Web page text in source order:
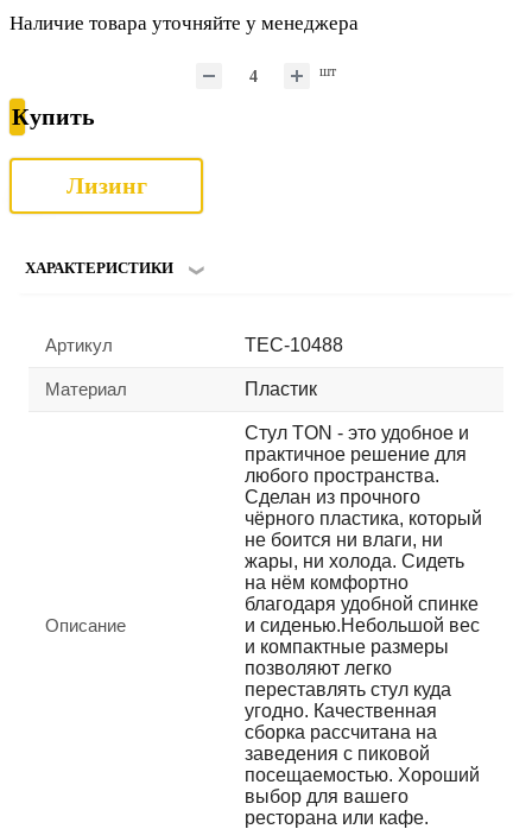
Наличие товара уточняйте у менеджера
шт
Купить
Лизинг
ХАРАКТЕРИСТИКИ
Артикул TEC-10488
Материал Пластик
Описание
Стул TON - это удобное и
практичное решение для
любого пространства.
Сделан из прочного
чёрного пластика, который
не боится ни влаги, ни
жары, ни холода. Сидеть
на нём комфортно
благодаря удобной спинке
и сиденью.Небольшой вес
и компактные размеры
позволяют легко
переставлять стул куда
угодно. Качественная
сборка рассчитана на
заведения с пиковой
посещаемостью. Хороший
выбор для вашего
ресторана или кафе.